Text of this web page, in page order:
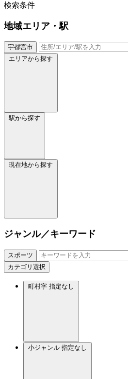
検索条件
地域エリア・駅
宇都宮市
エリアから探す
駅から探す
現在地から探す
ジャンル／キーワード
スポーツ
カテゴリ選択
町村字 指定なし
小ジャンル 指定なし